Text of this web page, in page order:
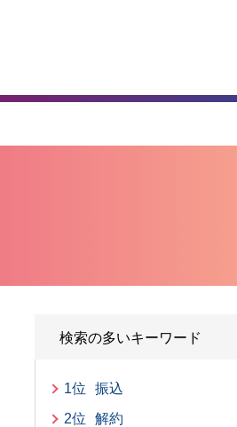
検索の多いキーワード
1位
振込
2位
解約